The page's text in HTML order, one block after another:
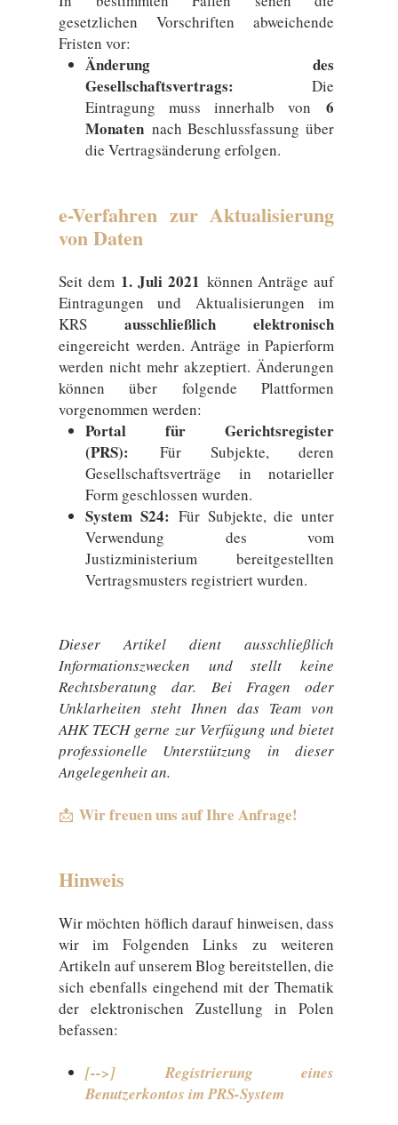
gesetzlichen Vorschriften abweichende
Fristen vor:
Änderung des
Gesellschaftsvertrags: Die
Eintragung muss innerhalb von 6
Monaten nach Beschlussfassung über
die Vertragsänderung erfolgen.
e-Verfahren zur Aktualisierung
von Daten
Seit dem 1. Juli 2021 können Anträge auf
Eintragungen und Aktualisierungen im
KRS ausschließlich elektronisch
eingereicht werden. Anträge in Papierform
werden nicht mehr akzeptiert. Änderungen
können über folgende Plattformen
vorgenommen werden:
Portal für Gerichtsregister
(PRS): Für Subjekte, deren
Gesellschaftsverträge in notarieller
Form geschlossen wurden.
System S24: Für Subjekte, die unter
Verwendung des vom
Justizministerium bereitgestellten
Vertragsmusters registriert wurden.
Dieser Artikel dient ausschließlich
Informationszwecken und stellt keine
Rechtsberatung dar. Bei Fragen oder
Unklarheiten steht Ihnen das Team von
AHK TECH gerne zur Verfügung und bietet
professionelle Unterstützung in dieser
Angelegenheit an.
📩 Wir freuen uns auf Ihre Anfrage!
Hinweis
Wir möchten höflich darauf hinweisen, dass
wir im Folgenden Links zu weiteren
Artikeln auf unserem Blog bereitstellen, die
sich ebenfalls eingehend mit der Thematik
der elektronischen Zustellung in Polen
befassen:
[-->] Registrierung eines
Benutzerkontos im PRS-System